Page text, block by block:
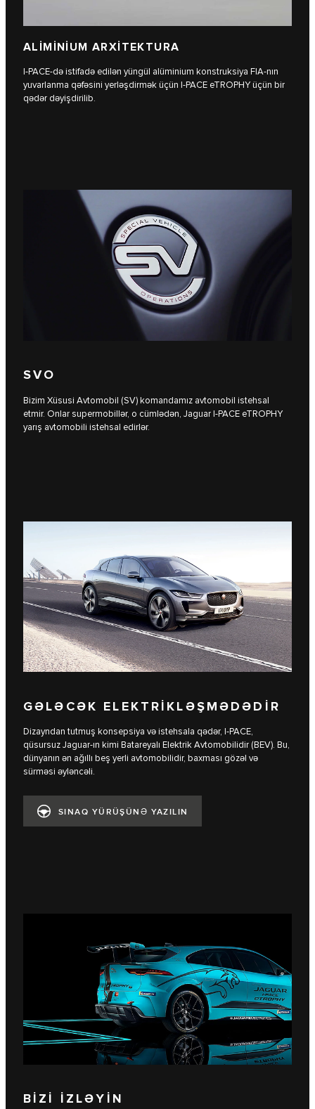
ALİMİNİUM ARXİTEKTURA
I‑PACE-də istifadə edilən yüngül alüminium konstruksiya FIA-nın
yuvarlanma qəfəsini yerləşdirmək üçün I‑PACE eTROPHY üçün bir
qədər dəyişdirilib.
SVO
Bizim Xüsusi Avtomobil (SV) komandamız avtomobil istehsal
etmir. Onlar supermobillər, o cümlədən, Jaguar I‑PACE eTROPHY
yarış avtomobili istehsal edirlər.
GƏLƏCƏK ELEKTRİKLƏŞMƏDƏDİR
Dizayndan tutmuş konsepsiya və istehsala qədər, I‑PACE,
qüsursuz Jaguar-ın kimi Batareyalı Elektrik Avtomobilidir (BEV). Bu,
dünyanın ən ağıllı beş yerli avtomobilidir, baxması gözəl və
sürməsi əyləncəli.
SINAQ YÜRÜŞÜNƏ YAZILIN
BİZİ İZLƏYİN